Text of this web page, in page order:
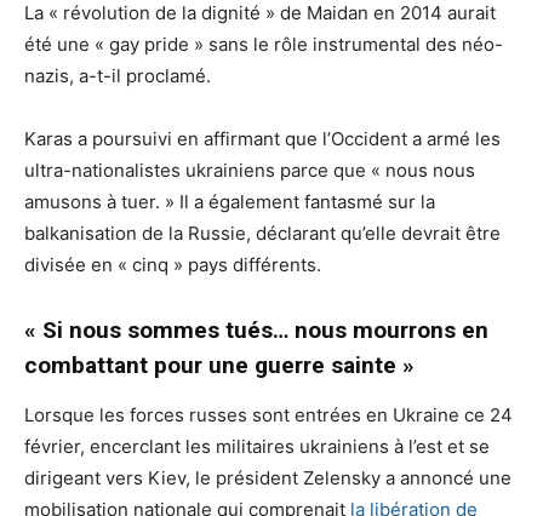
La « révolution de la dignité » de Maidan en 2014 aurait
été une « gay pride » sans le rôle instrumental des néo-
nazis, a-t-il proclamé.
Karas a poursuivi en affirmant que l’Occident a armé les
ultra-nationalistes ukrainiens parce que « nous nous
amusons à tuer. » Il a également fantasmé sur la
balkanisation de la Russie, déclarant qu’elle devrait être
divisée en « cinq » pays différents.
« Si nous sommes tués… nous mourrons en
combattant pour une guerre sainte »
Lorsque les forces russes sont entrées en Ukraine ce 24
février, encerclant les militaires ukrainiens à l’est et se
dirigeant vers Kiev, le président Zelensky a annoncé une
mobilisation nationale qui comprenait la libération de